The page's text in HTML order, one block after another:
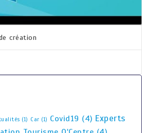
création
(1) Car (1) Covid19 (4) Experts